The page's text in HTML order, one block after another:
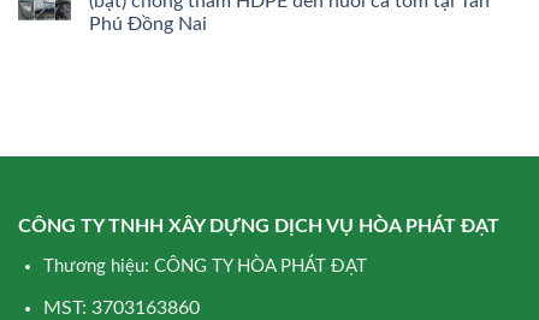
Phú Đồng Nai
CÔNG TY TNHH XÂY DỰNG DỊCH VỤ HÒA PHÁT ĐẠT
Thương hiệu: CÔNG TY HÒA PHÁT ĐẠT
MST: 3703163860